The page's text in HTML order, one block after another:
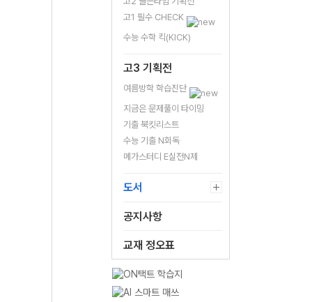
고1 필수 CHECK
수능 수학 킥(KICK)
고3 기획전
여름방학 학습진단
지금은 문제풀이 타이밍
기출 북킷리스트
수능 기출 N회독
메가스터디 E실전N제
도서
공지사항
교재 정오표